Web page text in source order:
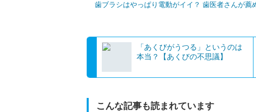
歯ブラシはやっぱり電動がイイ？ 歯医者さんが薦
「あくびがうつる」というのは
本当？【あくびの不思議】
こんな記事も読まれています